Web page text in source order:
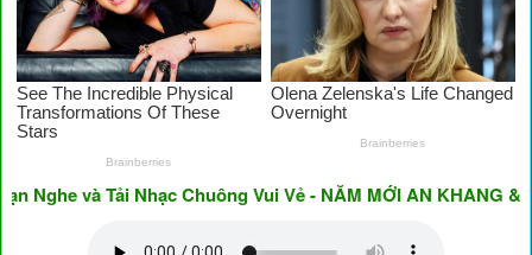
và Tải Nhạc Chuông Vui Vẻ - NĂM MỚI AN KHANG &